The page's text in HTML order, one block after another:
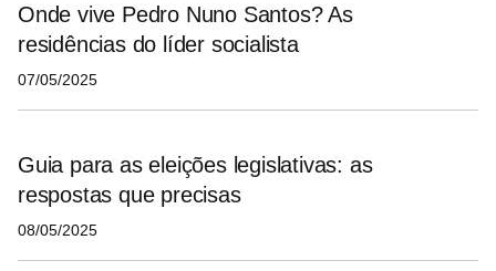
Onde vive Pedro Nuno Santos? As
residências do líder socialista
07/05/2025
Guia para as eleições legislativas: as
respostas que precisas
08/05/2025